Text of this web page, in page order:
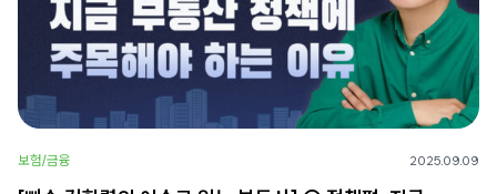
보험/금융 2025.09.09